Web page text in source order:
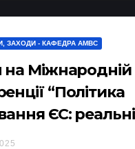
ЗАХОДИ - КАФЕДРА АМВС
на Міжнародній
“Політика
ЄС:
та